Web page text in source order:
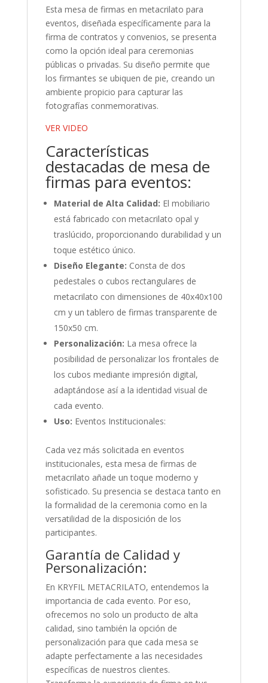
Esta mesa de firmas en metacrilato para
eventos, diseñada específicamente para la
firma de contratos y convenios, se presenta
como la opción ideal para ceremonias
públicas o privadas. Su diseño permite que
los firmantes se ubiquen de pie, creando un
ambiente propicio para capturar las
fotografías conmemorativas.
VER VIDEO
Características
destacadas de mesa de
firmas para eventos:
Material de Alta Calidad: El mobiliario
está fabricado con metacrilato opal y
traslúcido, proporcionando durabilidad y un
toque estético único.
Diseño Elegante: Consta de dos
pedestales o cubos rectangulares de
metacrilato con dimensiones de 40x40x100
cm y un tablero de firmas transparente de
150x50 cm.
Personalización: La mesa ofrece la
posibilidad de personalizar los frontales de
los cubos mediante impresión digital,
adaptándose así a la identidad visual de
cada evento.
Uso: Eventos Institucionales:
Cada vez más solicitada en eventos
institucionales, esta mesa de firmas de
metacrilato añade un toque moderno y
sofisticado. Su presencia se destaca tanto en
la formalidad de la ceremonia como en la
versatilidad de la disposición de los
participantes.
Garantía de Calidad y
Personalización:
En KRYFIL METACRILATO, entendemos la
importancia de cada evento. Por eso,
ofrecemos no solo un producto de alta
calidad, sino también la opción de
personalización para que cada mesa se
adapte perfectamente a las necesidades
específicas de nuestros clientes.